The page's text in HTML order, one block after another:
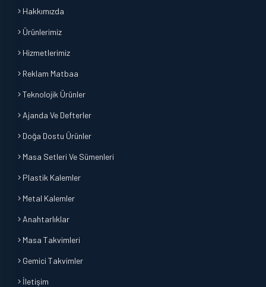
Hakkımızda
Ürünlerimiz
Hizmetlerimiz
Reklam Matbaa
Teknolojik Ürünler
Ajanda Ve Defterler
Doğa Dostu Ürünler
Masa Setleri Ve Sümenleri
Plastik Kalemler
Metal Kalemler
Anahtarlıklar
Masa Takvimleri
Gemici Takvimler
İletişim